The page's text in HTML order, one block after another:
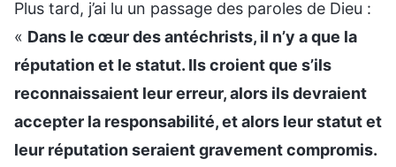
Plus tard, j’ai lu un passage des paroles de Dieu :
« Dans le cœur des antéchrists, il n’y a que la
réputation et le statut. Ils croient que s’ils
reconnaissaient leur erreur, alors ils devraient
accepter la responsabilité, et alors leur statut et
leur réputation seraient gravement compromis.